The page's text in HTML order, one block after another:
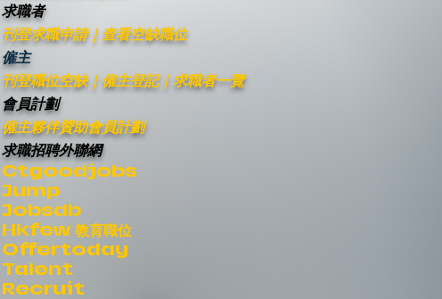
求職者
刊登求職申請｜ 查看空缺職位
僱主
刊登職位空缺｜僱主登記｜求職者一覽
會員計劃
僱主夥伴贊助會員計劃
求職招聘外聯網
Ctgoodjobs
Jump
Jobsdb
Hkfew 教育職位
Offertoday
Talent
Recruit